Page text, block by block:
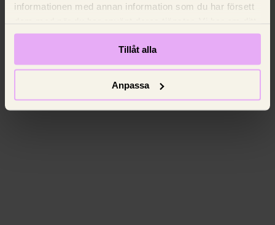
informationen med annan information som du har försett
samtycke.
Tillåt alla
Anpassa